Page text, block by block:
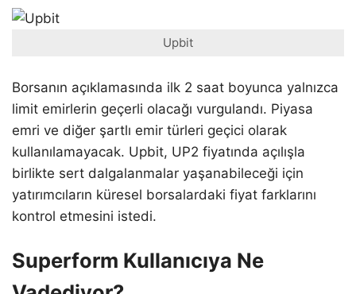
Upbit
Borsanın açıklamasında ilk 2 saat boyunca yalnızca
limit emirlerin geçerli olacağı vurgulandı. Piyasa
emri ve diğer şartlı emir türleri geçici olarak
kullanılamayacak. Upbit, UP2 fiyatında açılışla
birlikte sert dalgalanmalar yaşanabileceği için
yatırımcıların küresel borsalardaki fiyat farklarını
kontrol etmesini istedi.
Superform Kullanıcıya Ne